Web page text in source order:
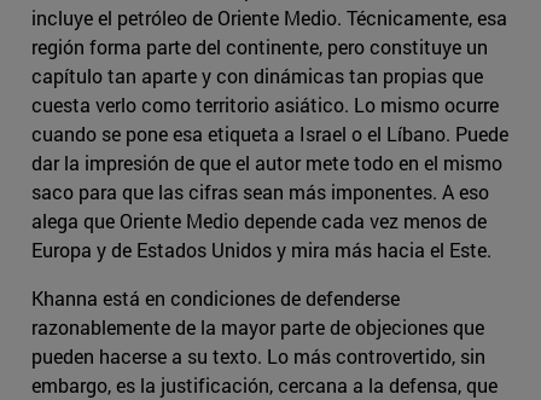
incluye el petróleo de Oriente Medio. Técnicamente, esa
región forma parte del continente, pero constituye un
capítulo tan aparte y con dinámicas tan propias que
cuesta verlo como territorio asiático. Lo mismo ocurre
cuando se pone esa etiqueta a Israel o el Líbano. Puede
dar la impresión de que el autor mete todo en el mismo
saco para que las cifras sean más imponentes. A eso
alega que Oriente Medio depende cada vez menos de
Europa y de Estados Unidos y mira más hacia el Este.
Khanna está en condiciones de defenderse
razonablemente de la mayor parte de objeciones que
pueden hacerse a su texto. Lo más controvertido, sin
embargo, es la justificación, cercana a la defensa, que